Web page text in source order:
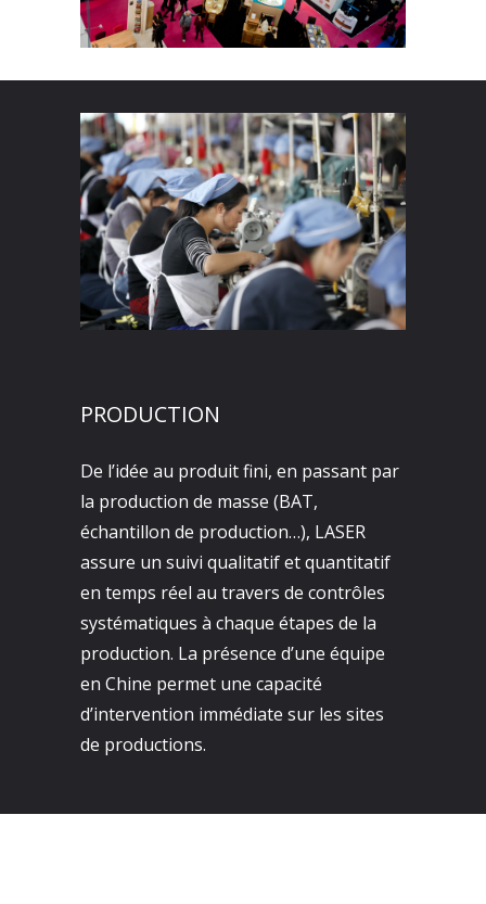
PRODUCTION
De l’idée au produit fini, en passant par
la production de masse (BAT,
échantillon de production…), LASER
assure un suivi qualitatif et quantitatif
en temps réel au travers de contrôles
systématiques à chaque étapes de la
production. La présence d’une équipe
en Chine permet une capacité
d’intervention immédiate sur les sites
de productions.